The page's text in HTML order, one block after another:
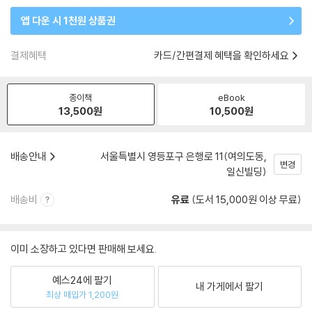
앱 다운 시 1천원 상품권
결제혜택 카드/간편결제 혜택을 확인하세요
종이책
13,500원
eBook
10,500원
배송안내
서울특별시 영등포구 은행로 11(여의도동,
일신빌딩)
변경
배송비 유료 (도서 15,000원 이상 무료)
이미 소장하고 있다면 판매해 보세요.
예스24에 팔기
최상 매입가 1,200원
내 가게에서 팔기